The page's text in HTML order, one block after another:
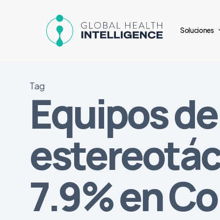
Soluciones
Tag
Equipos
7.9% en